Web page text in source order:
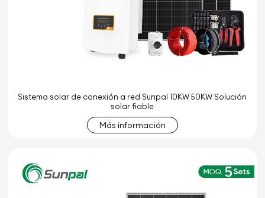
Sistema solar de conexión a red Sunpal 10KW 50KW Solución
solar fiable
Más información